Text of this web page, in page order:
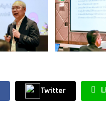
Twitter